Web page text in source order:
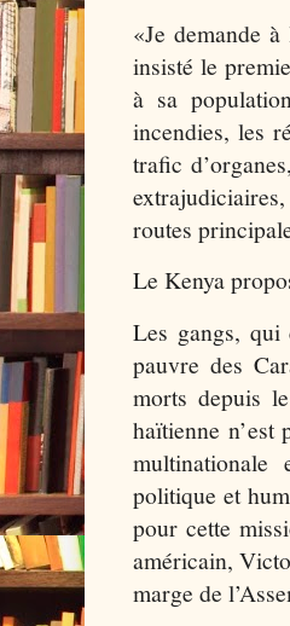
«Je demande
insisté le
à sa
incendies, les
trafic
routes
Le Kenya
Les gangs,
pauvre des
morts depuis
haïtienne n’est
politique et
pour cette
américain,
marge de